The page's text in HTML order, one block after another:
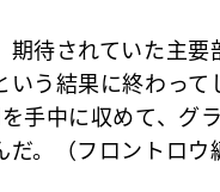
待されていた主要
う結果に終わって
手中に収めて、グ
。（フロントロウ